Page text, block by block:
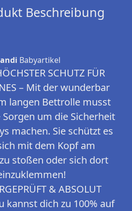
Beschreibung
Babyartikel
SCHUTZ FÜR
– Mit der wunderbar
langen Bettrolle musst
um die Sicherheit
machen. Sie schützt es
mit dem Kopf am
stoßen oder sich dort
& ABSOLUT
kannst dich zu 100% auf